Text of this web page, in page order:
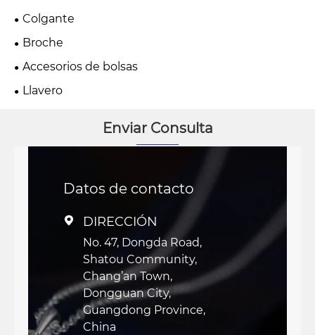
Colgante
Broche
Accesorios de bolsas
Llavero
Enviar Consulta
Datos de contacto
 DIRECCIÓN
No. 47, Dongda Road,
Shatou Community,
Chang’an Town,
Dongguan City,
Guangdong Province,
China